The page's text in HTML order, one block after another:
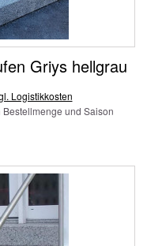
Griys hellgrau
Logistikkosten
und Saison